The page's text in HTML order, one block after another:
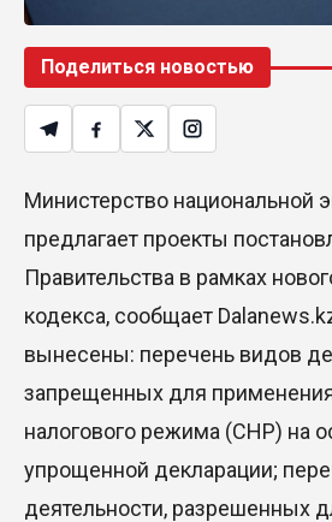
Поделиться новостью
Министерство национальной
предлагает проекты
Правительства в рамках
кодекса, сообщает
вынесены: перечень видов
запрещенных для
налогового режима (СНР) на
упрощенной декларации;
деятельности, разрешенных